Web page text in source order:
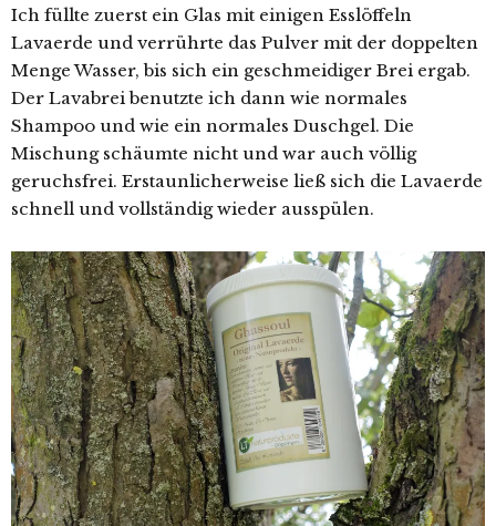
Ich füllte zuerst ein Glas mit einigen Esslöffeln
Lavaerde und verrührte das Pulver mit der doppelten
Menge Wasser, bis sich ein geschmeidiger Brei ergab.
Der Lavabrei benutzte ich dann wie normales
Shampoo und wie ein normales Duschgel. Die
Mischung schäumte nicht und war auch völlig
geruchsfrei. Erstaunlicherweise ließ sich die Lavaerde
schnell und vollständig wieder ausspülen.